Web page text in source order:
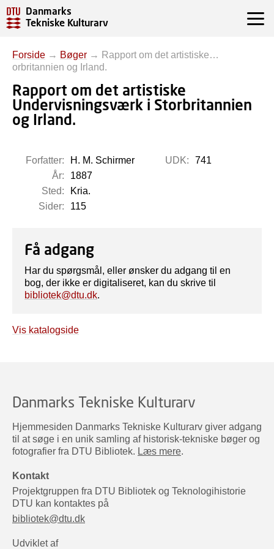
Danmarks
Tekniske Kulturarv
Forside → Bøger → Rapport om det artistiske…
orbritannien og Irland.
Rapport om det artistiske
Undervisningsværk i Storbritannien
og Irland.
Forfatter:
H. M. Schirmer
År:
1887
Sted:
Kria.
Sider:
115
UDK: 741
Få adgang
Har du spørgsmål, eller ønsker du adgang til en
bog, der ikke er digitaliseret, kan du skrive til
bibliotek@dtu.dk.
Vis katalogside
Danmarks Tekniske Kulturarv
Hjemmesiden Danmarks Tekniske Kulturarv giver adgang
til at søge i en unik samling af historisk-tekniske bøger og
fotografier fra DTU Bibliotek. Læs mere.
Kontakt
Projektgruppen fra DTU Bibliotek og Teknologihistorie
DTU kan kontaktes på
bibliotek@dtu.dk
Udviklet af